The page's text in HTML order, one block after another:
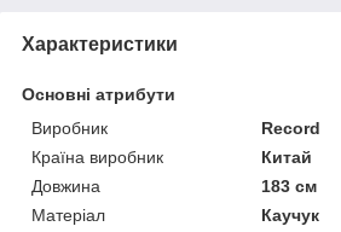
Характеристики
Основні атрибути
Виробник
Record
Країна виробник
Китай
Довжина
183 см
Матеріал
Каучук